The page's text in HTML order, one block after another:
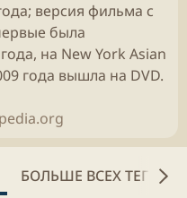
версия фильма с
была
на New York Asian
года вышла на DVD.
БОЛЬШЕ ВСЕХ ТЕГОВ